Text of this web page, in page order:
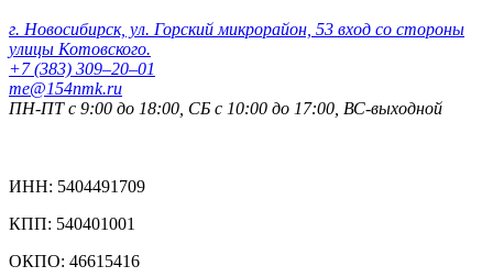
г. Новосибирск, ул. Горский микрорайон, 53 вход со стороны
улицы Котовского.
+7 (383) 309‒20‒01
me@154nmk.ru
ПН-ПТ с 9:00 до 18:00, СБ с 10:00 до 17:00, ВС-выходной
ИНН: 5404491709
КПП: 540401001
ОКПО: 46615416